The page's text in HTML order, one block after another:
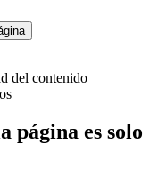
del contenido
página es solo